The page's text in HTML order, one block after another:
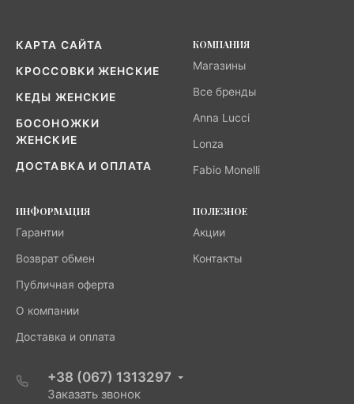
КАРТА САЙТА
КРОССОВКИ ЖЕНСКИЕ
КЕДЫ ЖЕНСКИЕ
БОСОНОЖКИ
ЖЕНСКИЕ
ДОСТАВКА И ОПЛАТА
КОМПАНИЯ
Магазины
Все бренды
Anna Lucci
Lonza
Fabio Monelli
ИНФОРМАЦИЯ
Гарантии
Возврат обмен
Публичная оферта
О компании
Доставка и оплата
ПОЛЕЗНОЕ
Акции
Контакты
+38 (067) 1313297
Заказать звонок